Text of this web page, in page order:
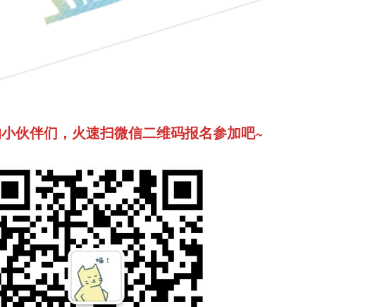
伙伴们，火速扫微信二维码报名参加吧~